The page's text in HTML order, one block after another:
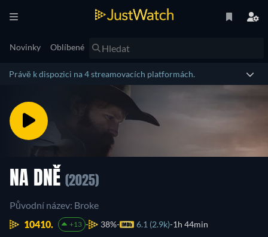
Novinky Oblíbené
Právě k dispozici na 4 streamovacích platformách.
NA DNĚ (2025)
Původní název: Broke
10410.
+13 38% 6.1 (2.9k) 1h 44min